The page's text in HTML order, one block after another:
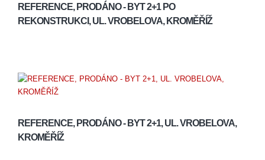
REFERENCE, PRODÁNO - BYT 2+1 PO
REKONSTRUKCI, UL. VROBELOVA, KROMĚŘÍŽ
REFERENCE, PRODÁNO - BYT 2+1, UL. VROBELOVA,
KROMĚŘÍŽ